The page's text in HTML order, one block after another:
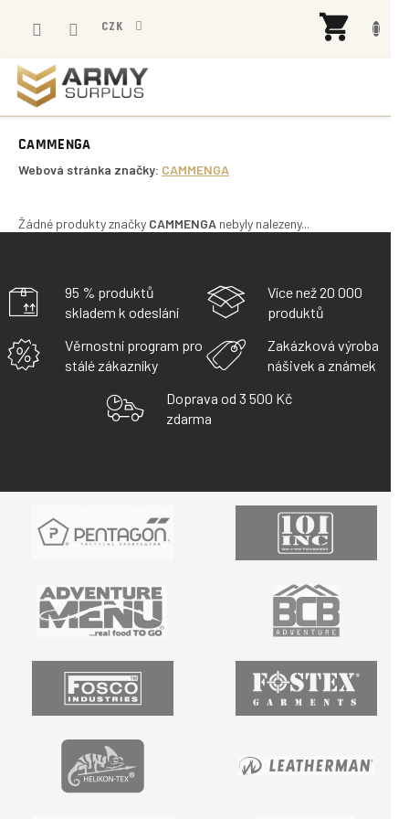
CZK
CAMMENGA
Webová stránka značky: CAMMENGA
Žádné produkty značky CAMMENGA nebyly nalezeny...
95 % produktů
skladem k odeslání
Více než 20 000
produktů
Věrnostní program pro
stálé zákazníky
Zakázková výroba
nášivek a známek
Doprava od 3 500 Kč
zdarma